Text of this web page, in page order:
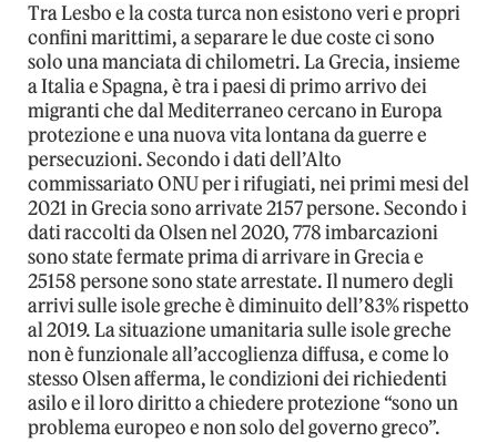
Tra Lesbo e la costa turca non esistono veri e propri
confini marittimi, a separare le due coste ci sono
solo una manciata di chilometri. La Grecia, insieme
a Italia e Spagna, è tra i paesi di primo arrivo dei
migranti che dal Mediterraneo cercano in Europa
protezione e una nuova vita lontana da guerre e
persecuzioni. Secondo i dati dell’Alto
commissariato ONU per i rifugiati, nei primi mesi del
2021 in Grecia sono arrivate 2157 persone. Secondo i
dati raccolti da Olsen nel 2020, 778 imbarcazioni
sono state fermate prima di arrivare in Grecia e
25158 persone sono state arrestate. Il numero degli
arrivi sulle isole greche è diminuito dell’83% rispetto
al 2019. La situazione umanitaria sulle isole greche
non è funzionale all’accoglienza diffusa, e come lo
stesso Olsen afferma, le condizioni dei richiedenti
asilo e il loro diritto a chiedere protezione “sono un
problema europeo e non solo del governo greco”.